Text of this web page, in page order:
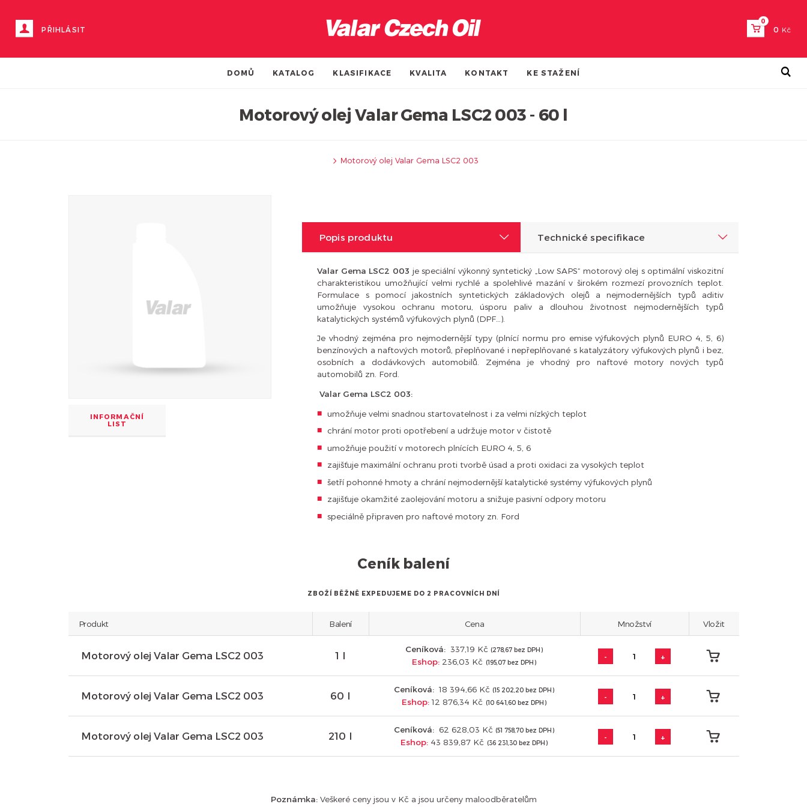
PŘIHLÁSIT
0
0 Kč
DOMŮ KATALOG KLASIFIKACE KVALITA KONTAKT KE STAŽENÍ
Motorový olej Valar Gema LSC2 003 - 60 l
Motorový olej Valar Gema LSC2 003
INFORMAČNÍ
LIST
Popis produktu Technické specifikace
Valar Gema LSC2 003 je speciální výkonný syntetický „Low SAPS“ motorový olej s optimální viskozitní
charakteristikou umožňující velmi rychlé a spolehlivé mazání v širokém rozmezí provozních teplot.
Formulace s pomocí jakostních syntetických základových olejů a nejmodernějších typů aditiv
umožňuje vysokou ochranu motoru, úsporu paliv a dlouhou životnost nejmodernějších typů
katalytických systémů výfukových plynů (DPF…).
Je vhodný zejména pro nejmodernější typy (plnící normu pro emise výfukových plynů EURO 4, 5, 6)
benzínových a naftových motorů, přeplňované i nepřeplňované s katalyzátory výfukových plynů i bez,
osobních a dodávkových automobilů. Zejména je vhodný pro naftové motory nových typů
automobilů zn. Ford.
Valar Gema LSC2 003:
umožňuje velmi snadnou startovatelnost i za velmi nízkých teplot
chrání motor proti opotřebení a udržuje motor v čistotě
umožňuje použití v motorech plnících EURO 4, 5, 6
zajišťuje maximální ochranu proti tvorbě úsad a proti oxidaci za vysokých teplot
šetří pohonné hmoty a chrání nejmodernější katalytické systémy výfukových plynů
zajišťuje okamžité zaolejování motoru a snižuje pasivní odpory motoru
speciálně připraven pro naftové motory zn. Ford
Ceník balení
ZBOŽÍ BĚŽNĚ EXPEDUJEME DO 2 PRACOVNÍCH DNÍ
Produkt Balení Cena Množství Vložit
Motorový olej Valar Gema LSC2 003 1 l
Ceníková: 337,19 Kč(278,67 bez DPH)
Eshop: 236,03 Kč (195,07 bez DPH)
- +
Motorový olej Valar Gema LSC2 003 60 l
Ceníková: 18 394,66 Kč(15 202,20 bez DPH)
Eshop: 12 876,34 Kč (10 641,60 bez DPH)
- +
Motorový olej Valar Gema LSC2 003 210 l
Ceníková: 62 628,03 Kč(51 758,70 bez DPH)
Eshop: 43 839,87 Kč (36 231,30 bez DPH)
- +
Poznámka:Veškeré ceny jsou v Kč a jsou určeny maloodběratelům